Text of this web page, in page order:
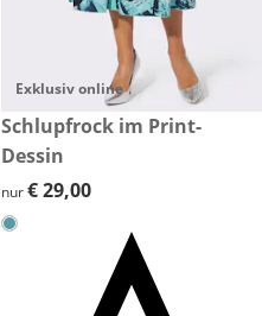
Exklusiv online
€ 29,00
Schlupfrock im Print-
Dessin
€ 29,00
nur€ 29,00